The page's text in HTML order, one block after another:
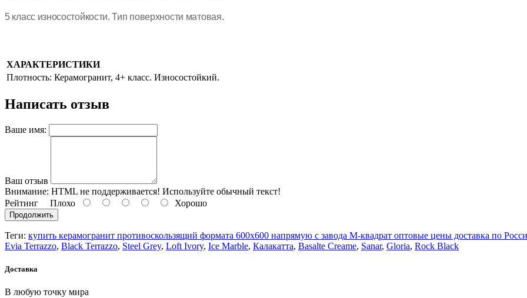
5 класс износостойкости. Тип поверхности матовая.
ХАРАКТЕРИСТИКИ
Плотность: Керамогранит, 4+ класс. Износостойкий.
Написать отзыв
Ваше имя:
Ваш отзыв
Внимание: HTML не поддерживается! Используйте обычный текст!
Рейтинг Плохо Хорошо
Продолжить
Теги: купить керамогранит противоскользящий формата 600х600 напрямую с завода М-квадрат оптовые цены доставка по
Evia Terrazzo, Black Terrazzo, Steel Grey, Loft Ivory, Ice Marble, Калакатта, Basalte Creame, Sanar, Gloria, Rock Black
Доставка
В любую точку мира